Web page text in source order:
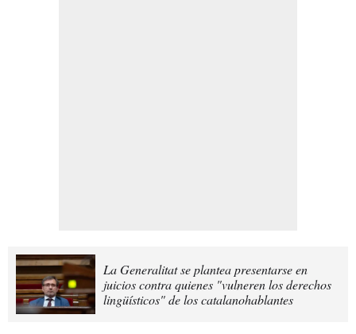
La Generalitat se plantea presentarse en
juicios contra quienes "vulneren los derechos
lingüísticos" de los catalanohablantes